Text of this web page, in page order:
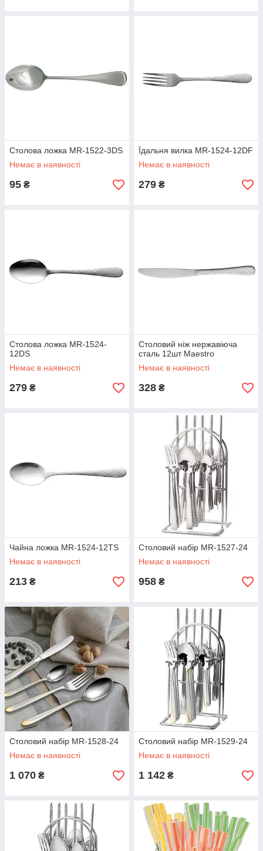
Столова ложка MR-1522-3DS
Немає в наявності
95 ₴
Їдальня вилка MR-1524-12DF
Немає в наявності
279 ₴
Столова ложка MR-1524-
12DS
Немає в наявності
279 ₴
Столовий ніж нержавіюча
сталь 12шт Maestro
Немає в наявності
328 ₴
Чайна ложка MR-1524-12TS
Немає в наявності
213 ₴
Столовий набір MR-1527-24
Немає в наявності
958 ₴
Столовий набір MR-1528-24
Немає в наявності
1 070 ₴
Столовий набір MR-1529-24
Немає в наявності
1 142 ₴